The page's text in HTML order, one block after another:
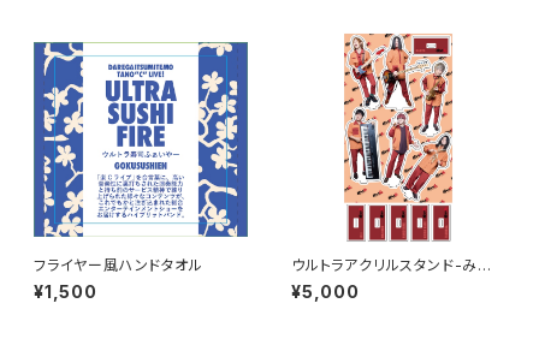
フライヤー風ハンドタオル
¥1,500
ウルトラアクリルスタンド-みん
な大集合-
¥5,000